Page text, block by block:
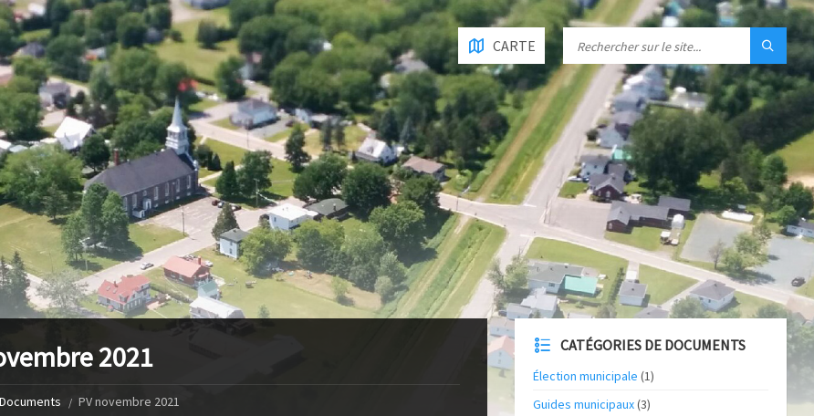
CARTE
2021
Documents PV novembre 2021
CATÉGORIES DE DOCUMENTS
Élection municipale (1)
Guides municipaux(3)